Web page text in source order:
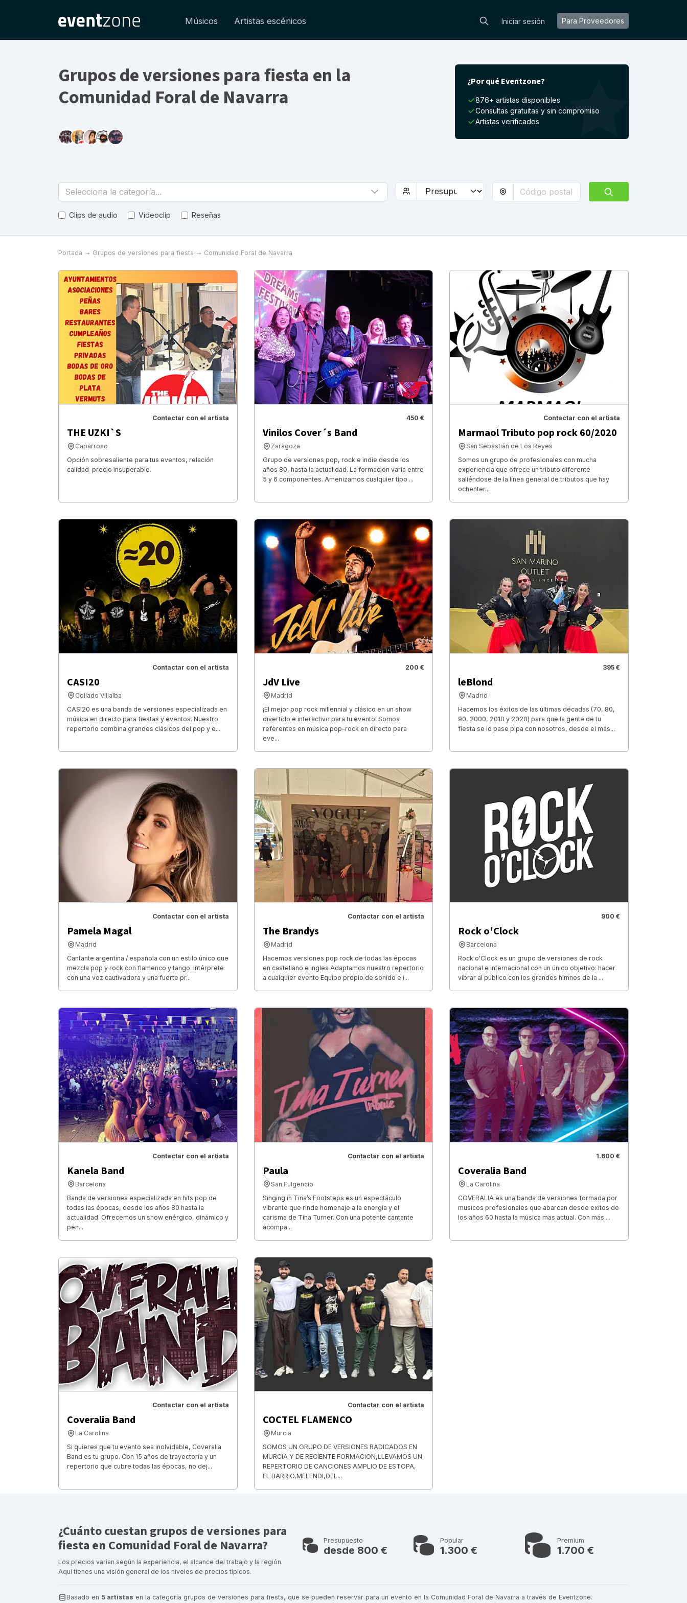
Músicos Artistas escénicos Iniciar sesión Para Proveedores
Grupos de versiones para fiesta en la
Comunidad Foral de Navarra
¿Por qué Eventzone?
876+ artistas disponibles
Consultas gratuitas y sin compromiso
Artistas verificados
Selecciona la categoría...
Clips de audio Videoclip Reseñas
Portada Grupos de versiones para fiesta Comunidad Foral de Navarra
Contactar con el artista
THE UZKI`S
Caparroso
Opción sobresaliente para tus eventos, relación
calidad-precio insuperable.
450 €
Vinilos Cover´s Band
Zaragoza
Grupo de versiones pop, rock e indie desde los
años 80, hasta la actualidad. La formación varía entre
5 y 6 componentes. Amenizamos cualquier tipo ...
Contactar con el artista
Marmaol Tributo pop rock 60/2020
San Sebastián de Los Reyes
Somos un grupo de profesionales con mucha
experiencia que ofrece un tributo diferente
saliéndose de la línea general de tributos que hay
ochenter...
Contactar con el artista
CASI20
Collado Villalba
CASI20 es una banda de versiones especializada en
música en directo para fiestas y eventos. Nuestro
repertorio combina grandes clásicos del pop y e...
200 €
JdV Live
Madrid
¡El mejor pop rock millennial y clásico en un show
divertido e interactivo para tu evento! Somos
referentes en música pop-rock en directo para
eve...
395 €
leBlond
Madrid
Hacemos los éxitos de las últimas décadas (70, 80,
90, 2000, 2010 y 2020) para que la gente de tu
fiesta se lo pase pipa con nosotros, desde el más...
Contactar con el artista
Pamela Magal
Madrid
Cantante argentina / española con un estilo único que
mezcla pop y rock con flamenco y tango. Intérprete
con una voz cautivadora y una fuerte pr...
Contactar con el artista
The Brandys
Madrid
Hacemos versiones pop rock de todas las épocas
en castellano e ingles Adaptamos nuestro repertorio
a cualquier evento Equipo propio de sonido e i...
900 €
Rock o'Clock
Barcelona
Rock o'Clock es un grupo de versiones de rock
nacional e internacional con un único objetivo: hacer
vibrar al público con los grandes himnos de la ...
Contactar con el artista
Kanela Band
Barcelona
Banda de versiones especializada en hits pop de
todas las épocas, desde los años 80 hasta la
actualidad. Ofrecemos un show enérgico, dinámico y
pen...
Contactar con el artista
Paula
San Fulgencio
Singing in Tina’s Footsteps es un espectáculo
vibrante que rinde homenaje a la energía y el
carisma de Tina Turner. Con una potente cantante
acompa...
1.600 €
Coveralia Band
La Carolina
COVERALIA es una banda de versiones formada por
musicos profesionales que abarcan desde exitos de
los años 60 hasta la música mas actual. Con más ...
Contactar con el artista
Coveralia Band
La Carolina
Si quieres que tu evento sea inolvidable, Coveralia
Band es tu grupo. Con 15 años de trayectoria y un
repertorio que cubre todas las épocas, no dej...
Contactar con el artista
COCTEL FLAMENCO
Murcia
SOMOS UN GRUPO DE VERSIONES RADICADOS EN
MURCIA Y DE RECIENTE FORMACION,LLEVAMOS UN
REPERTORIO DE CANCIONES AMPLIO DE ESTOPA,
EL BARRIO,MELENDI,DEL...
¿Cuánto cuestan grupos de versiones para
fiesta en Comunidad Foral de Navarra?
Los precios varían según la experiencia, el alcance del trabajo y la región.
Aquí tienes una visión general de los niveles de precios típicos.
Presupuesto
desde 800 €
Popular
1.300 €
Premium
1.700 €
Basado en 5 artistas en la categoría grupos de versiones para fiesta, que se pueden reservar para un evento en la Comunidad Foral de Navarra a través de Eventzone.